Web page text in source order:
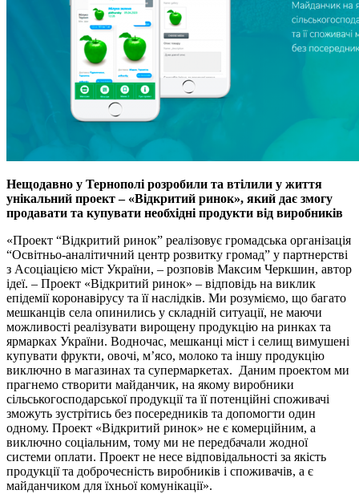
Нещодавно у Тернополі розробили та втілили у життя
унікальний проект – «Відкритий ринок», який дає змогу
продавати та купувати необхідні продукти від виробників
«Проект “Відкритий ринок” реалізовує громадська організація
“Освітньо-аналітичний центр розвитку громад” у партнерстві
з Асоціацією міст України, – розповів Максим Черкшин, автор
ідеї. – Проект «Відкритий ринок» – відповідь на виклик
епідемії коронавірусу та її наслідків. Ми розуміємо, що багато
мешканців села опинились у складній ситуації, не маючи
можливості реалізувати вирощену продукцію на ринках та
ярмарках України. Водночас, мешканці міст і селищ вимушені
купувати фрукти, овочі, м’ясо, молоко та іншу продукцію
виключно в магазинах та супермаркетах. Даним проектом ми
прагнемо створити майданчик, на якому виробники
сільськогосподарської продукції та її потенційні споживачі
зможуть зустрітись без посередників та допомогти один
одному. Проект «Відкритий ринок» не є комерційним, а
виключно соціальним, тому ми не передбачали жодної
системи оплати. Проект не несе відповідальності за якість
продукції та доброчесність виробників і споживачів, а є
майданчиком для їхньої комунікації».